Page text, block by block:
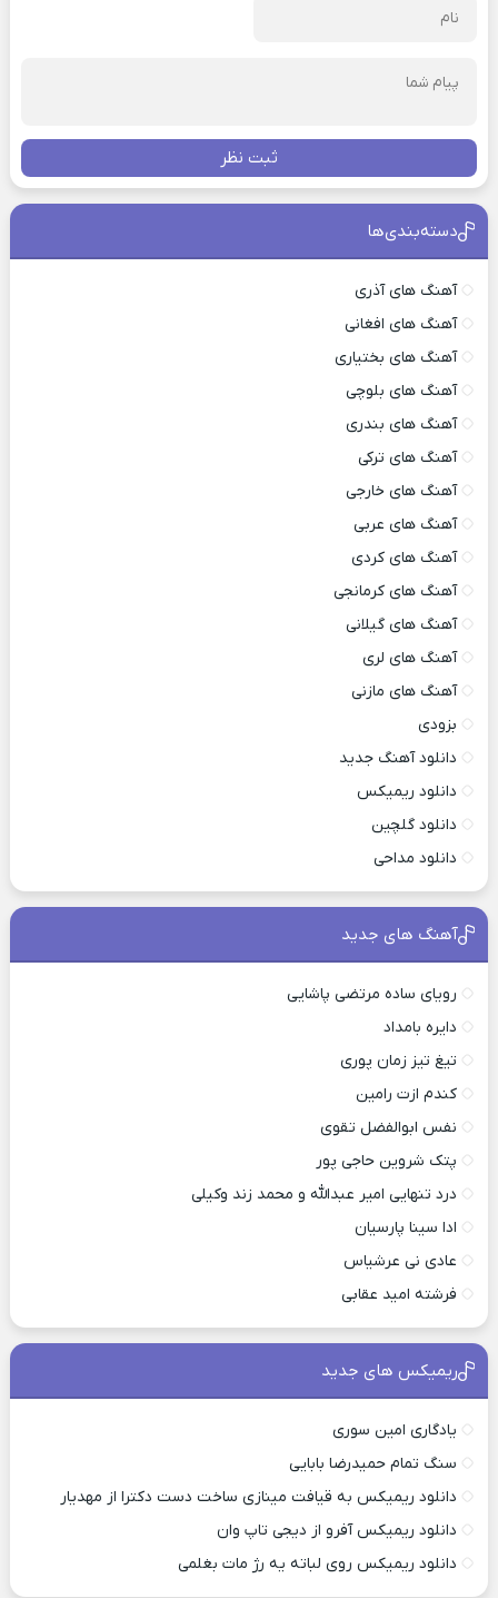
ثبت نظر
دسته‌بندی‌ها
آهنگ های آذری
آهنگ های افغانی
آهنگ های بختیاری
آهنگ های بلوچی
آهنگ های بندری
آهنگ های ترکی
آهنگ های خارجی
آهنگ های عربی
آهنگ های کردی
آهنگ های کرمانجی
آهنگ های گیلانی
آهنگ های لری
آهنگ های مازنی
بزودی
دانلود آهنگ جدید
دانلود ریمیکس
دانلود گلچین
دانلود مداحی
آهنگ های جدید
رویای ساده مرتضی پاشایی
دایره بامداد
تیغ تیز زمان پوری
کندم ازت رامین
نفس ابوالفضل تقوی
پتک شروین حاجی پور
درد تنهایی امیر عبدالله و محمد زند وکیلی
ادا سینا پارسیان
عادی نی عرشیاس
فرشته امید عقابی
ریمیکس های جدید
یادگاری امین سوری
سنگ تمام حمیدرضا بابایی
دانلود ریمیکس به قیافت مینازی ساخت دست دکترا از مهدیار
دانلود ریمیکس آفرو از ديجی تاپ وان
دانلود ریمیکس روی لباته یه رژ مات بغلمی